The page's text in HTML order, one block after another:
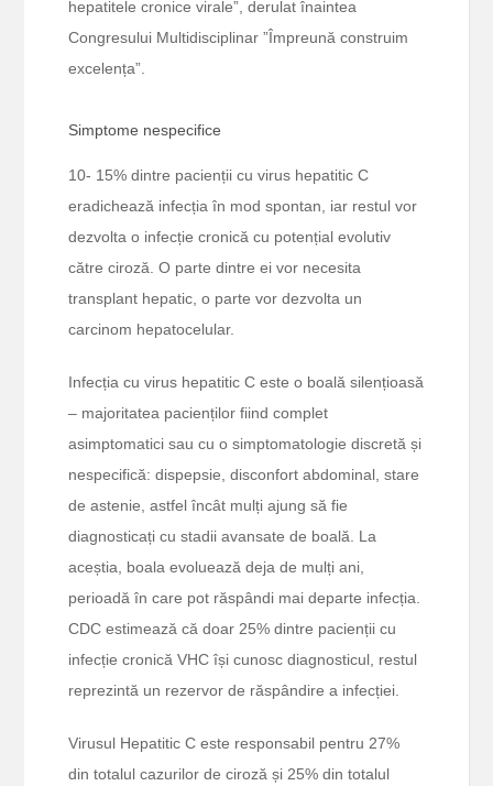
hepatitele cronice virale”, derulat înaintea
Congresului Multidisciplinar ”Împreună construim
excelența”.
Simptome nespecifice
10- 15% dintre pacienții cu virus hepatitic C
eradichează infecția în mod spontan, iar restul vor
dezvolta o infecție cronică cu potențial evolutiv
către ciroză. O parte dintre ei vor necesita
transplant hepatic, o parte vor dezvolta un
carcinom hepatocelular.
Infecția cu virus hepatitic C este o boală silențioasă
– majoritatea pacienților fiind complet
asimptomatici sau cu o simptomatologie discretă și
nespecifică: dispepsie, disconfort abdominal, stare
de astenie, astfel încât mulți ajung să fie
diagnosticați cu stadii avansate de boală. La
aceștia, boala evoluează deja de mulți ani,
perioadă în care pot răspândi mai departe infecția.
CDC estimează că doar 25% dintre pacienții cu
infecție cronică VHC își cunosc diagnosticul, restul
reprezintă un rezervor de răspândire a infecției.
Virusul Hepatitic C este responsabil pentru 27%
din totalul cazurilor de ciroză și 25% din totalul